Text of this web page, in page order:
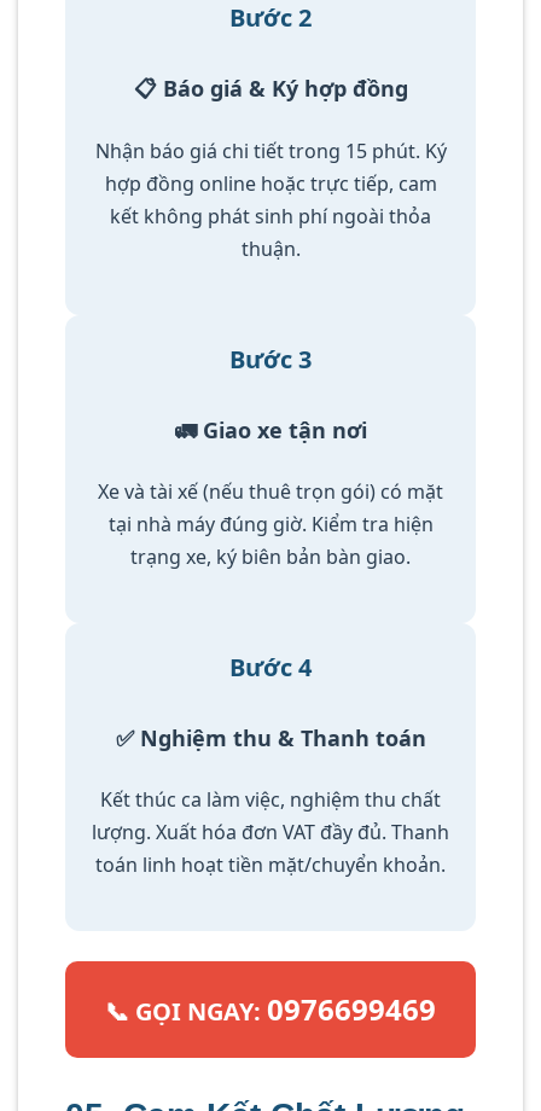
Bước 2
📋 Báo giá & Ký hợp đồng
Nhận báo giá chi tiết trong 15 phút. Ký
hợp đồng online hoặc trực tiếp, cam
kết không phát sinh phí ngoài thỏa
thuận.
Bước 3
🚛 Giao xe tận nơi
Xe và tài xế (nếu thuê trọn gói) có mặt
tại nhà máy đúng giờ. Kiểm tra hiện
trạng xe, ký biên bản bàn giao.
Bước 4
✅ Nghiệm thu & Thanh toán
Kết thúc ca làm việc, nghiệm thu chất
lượng. Xuất hóa đơn VAT đầy đủ. Thanh
toán linh hoạt tiền mặt/chuyển khoản.
📞 GỌI NGAY: 0976699469